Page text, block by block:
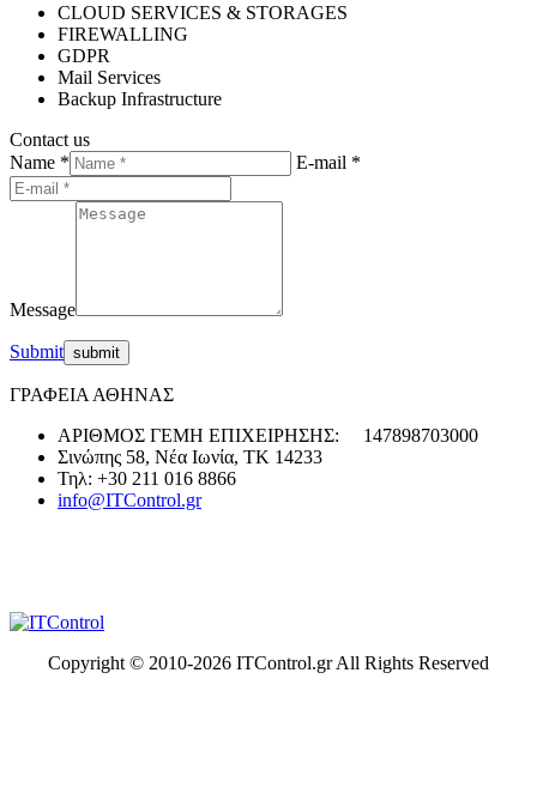
CLOUD SERVICES & STORAGES
FIREWALLING
GDPR
Mail Services
Backup Infrastructure
Contact us
Name *
E-mail *
Message
Submit
ΓΡΑΦΕΙΑ ΑΘΗΝΑΣ
ΑΡΙΘΜΟΣ ΓΕΜΗ ΕΠΙΧΕΙΡΗΣΗΣ: 147898703000
Σινώπης 58, Νέα Ιωνία, ΤΚ 14233
Τηλ: +30 211 016 8866
info@ITControl.gr
Copyright © 2010-2026 ITControl.gr All Rights Reserved